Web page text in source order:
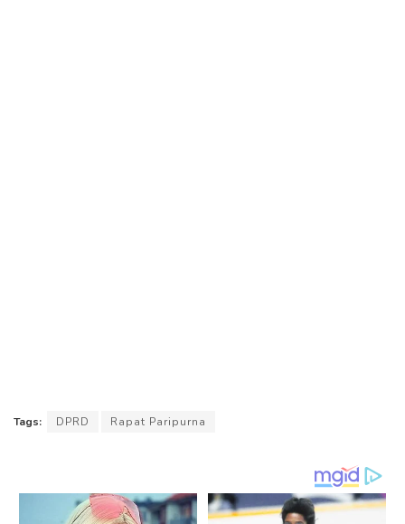
Tags: DPRD Rapat Paripurna